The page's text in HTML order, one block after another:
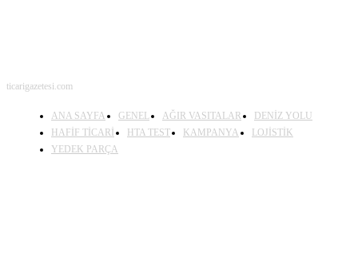
ticarigazetesi.com
ANA SAYFA GENEL AĞIR VASITALAR
DENİZ YOLU
HAFİF TİCARİ
HTA TEST KAMPANYA
LOJİSTİK
YEDEK PARÇA